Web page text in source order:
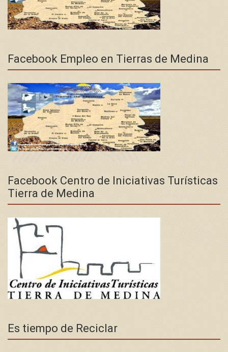
Facebook Empleo en Tierras de Medina
Facebook Centro de Iniciativas Turísticas
Tierra de Medina
Es tiempo de Reciclar